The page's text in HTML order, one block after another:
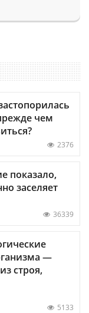
чем
2376
показало,
заселяет
36339
—
строя,
5133